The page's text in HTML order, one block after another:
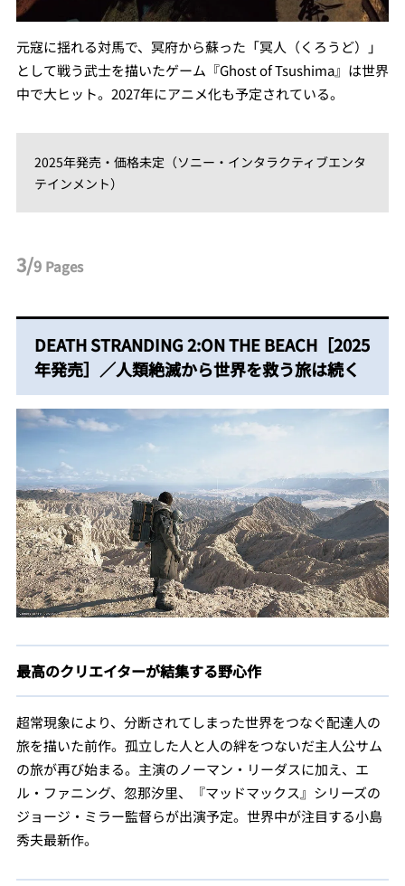
元寇に揺れる対馬で、冥府から蘇った「冥人（くろうど）」
として戦う武士を描いたゲーム『Ghost of Tsushima』は世界
中で大ヒット。2027年にアニメ化も予定されている。
2025年発売・価格未定（ソニー・インタラクティブエンタ
テインメント）
3/9 Pages
DEATH STRANDING 2:ON THE BEACH［2025
年発売］／人類絶滅から世界を救う旅は続く
最高のクリエイターが結集する野心作
超常現象により、分断されてしまった世界をつなぐ配達人の
旅を描いた前作。孤立した人と人の絆をつないだ主人公サム
の旅が再び始まる。主演のノーマン・リーダスに加え、エ
ル・ファニング、忽那汐里、『マッドマックス』シリーズの
ジョージ・ミラー監督らが出演予定。世界中が注目する小島
秀夫最新作。